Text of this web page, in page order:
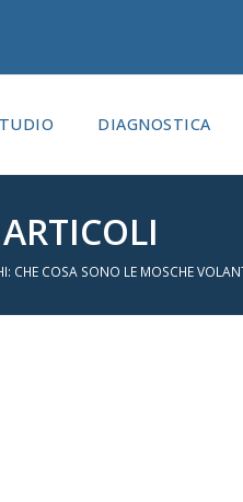
DIAGNOSTICA
CHE COSA SONO LE MOSCHE